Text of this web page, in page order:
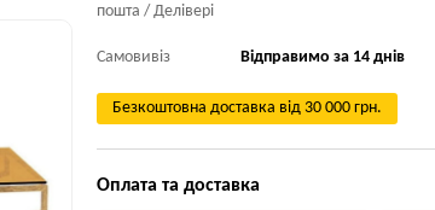
пошта / Делівері
Самовивіз Відправимо за 14 днів
Безкоштовна доставка від 30 000 грн.
Оплата та доставка